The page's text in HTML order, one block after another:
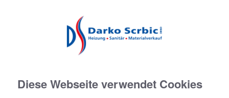
Facebook
Instagram
Diese Webseite verwendet Cookies